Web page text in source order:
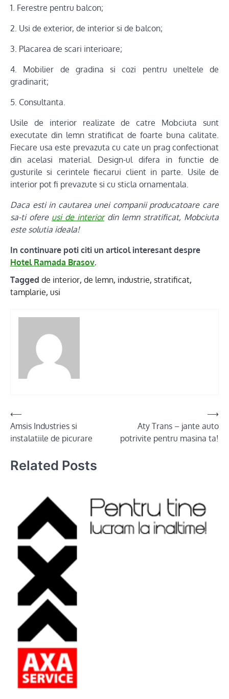
1. Ferestre pentru balcon;
2. Usi de exterior, de interior si de balcon;
3. Placarea de scari interioare;
4. Mobilier de gradina si cozi pentru uneltele de
gradinarit;
5. Consultanta.
Usile de interior realizate de catre Mobciuta sunt
executate din lemn stratificat de foarte buna calitate.
Fiecare usa este prevazuta cu cate un prag confectionat
din acelasi material. Design-ul difera in functie de
gusturile si cerintele fiecarui client in parte. Usile de
interior pot fi prevazute si cu sticla ornamentala.
Daca esti in cautarea unei companii producatoare care
sa-ti ofere usi de interiordin lemn stratificat, Mobciuta
este solutia ideala!
In continuare poti citi un articol interesant despre
Hotel Ramada Brasov.
Tagged de interior, de lemn, industrie, stratificat,
tamplarie, usi
Post
navigation
⟵
Amsis Industries si
instalatiile de picurare
Aty Trans – jante auto
potrivite pentru masina ta!
⟶
Related Posts